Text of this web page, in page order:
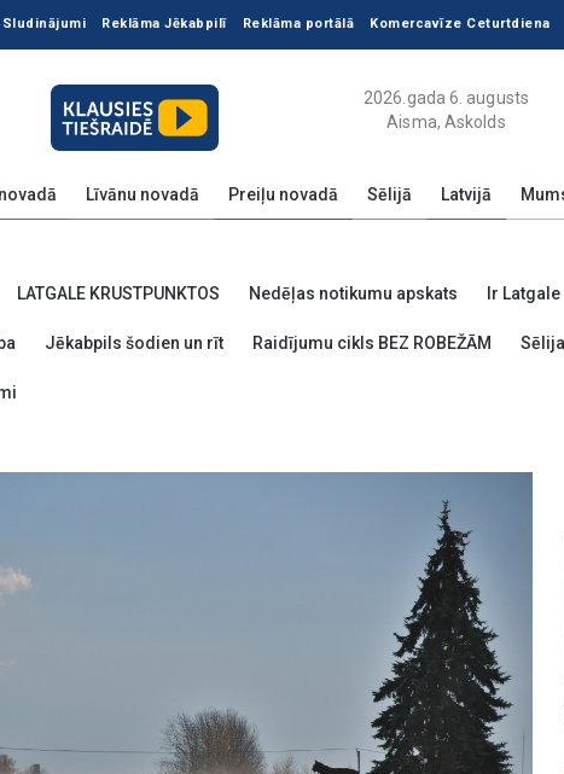
Sludinājumi Reklāma Jēkabpilī Reklāma portālā Komercavīze Ceturtdiena
2026.gada 6. augusts
Aisma, Askolds
Līvānu novadā Preiļu novadā Sēlijā Latvijā
LATGALE KRUSTPUNKTOS Nedēļas notikumu apskats Ir
Jēkabpils šodien un rīt Raidījumu cikls BEZ ROBEŽĀM